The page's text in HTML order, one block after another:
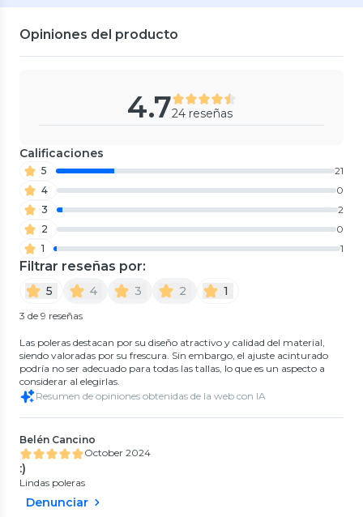
Opiniones del producto
4.724 reseñas
Calificaciones
5
21
4
0
3
2
2
0
1
1
Filtrar reseñas por:
5 4 3 2 1
3 de 9 reseñas
Las poleras destacan por su diseño atractivo y calidad del material,
siendo valoradas por su frescura. Sin embargo, el ajuste acinturado
podría no ser adecuado para todas las tallas, lo que es un aspecto a
considerar al elegirlas.
Resumen de opiniones obtenidas de la web con IA
Belén Cancino
October 2024
:)
Lindas poleras
Denunciar